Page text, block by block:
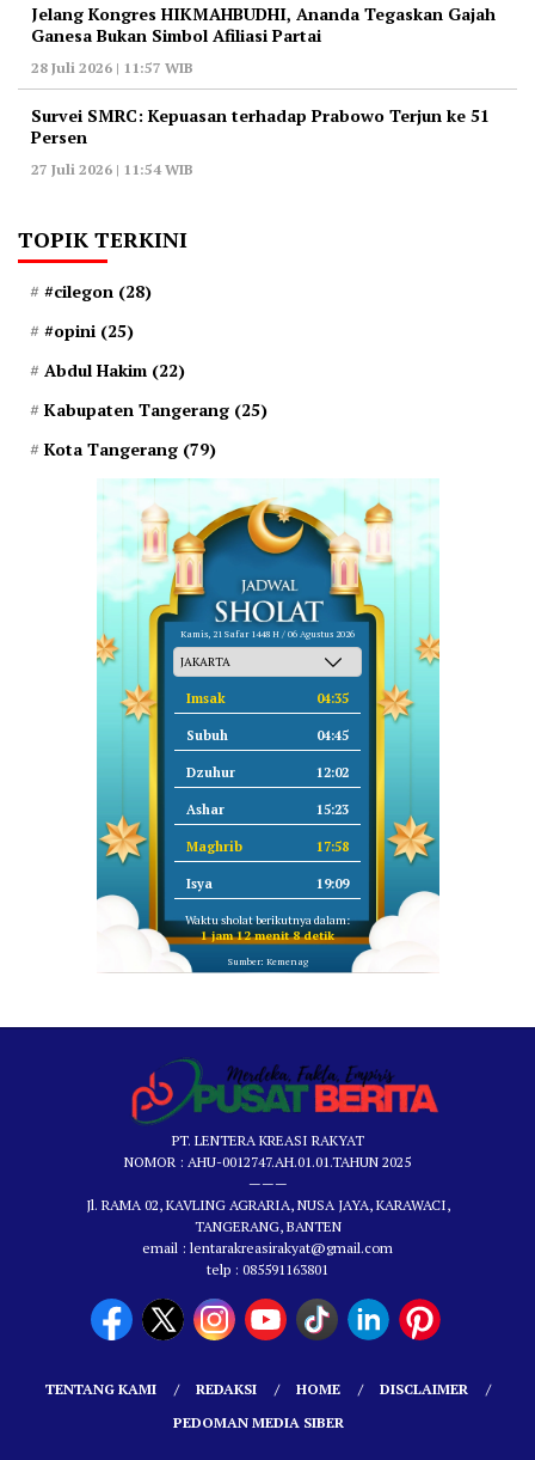
‎Jelang Kongres HIKMAHBUDHI, Ananda Tegaskan Gajah
Ganesa Bukan Simbol Afiliasi Partai
28 Juli 2026 | 11:57 WIB
‎Survei SMRC: Kepuasan terhadap Prabowo Terjun ke 51
Persen
27 Juli 2026 | 11:54 WIB
TOPIK TERKINI
#cilegon (28)
#opini (25)
Abdul Hakim (22)
Kabupaten Tangerang (25)
Kota Tangerang (79)
Kamis, 21 Safar 1448 H / 06 Agustus 2026
Imsak 04:35
Subuh 04:45
Dzuhur 12:02
Ashar 15:23
Maghrib 17:58
Isya 19:09
Waktu sholat berikutnya dalam:
1 jam 12 menit 8 detik
Sumber: Kemenag
PT. LENTERA KREASI RAKYAT
NOMOR : AHU-0012747.AH.01.01.TAHUN 2025
———
Jl. RAMA 02, KAVLING AGRARIA, NUSA JAYA, KARAWACI,
TANGERANG, BANTEN
email : lentarakreasirakyat@gmail.com
telp : 085591163801
TENTANG KAMI REDAKSI HOME
DISCLAIMER
PEDOMAN MEDIA SIBER